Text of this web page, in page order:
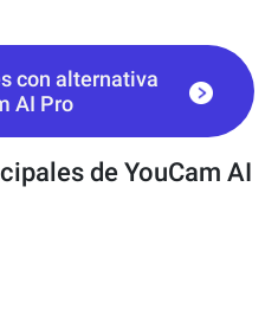
con alternativa
AI Pro
de YouCam AI